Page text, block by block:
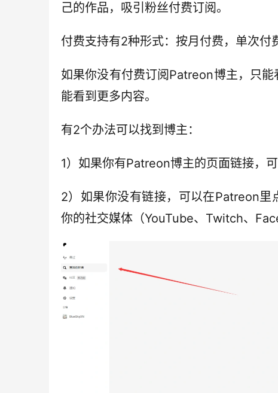
己的作品，吸引粉丝付费订阅。
付费支持有2种形式：按月付费，单次付
如果你没有付费订阅Patreon博主，只
能看到更多内容。
有2个办法可以找到博主：
1）如果你有Patreon博主的页面链接，可
2）如果你没有链接，可以在Patreon
你的社交媒体（YouTube、Twitch、